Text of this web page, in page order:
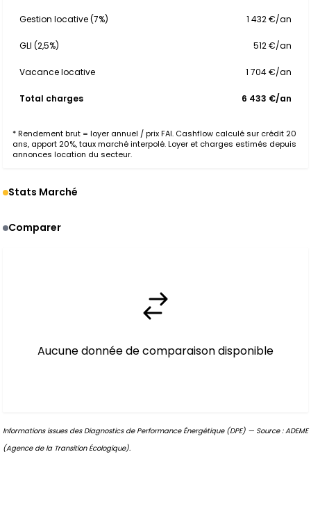
Gestion locative (7%) 1 432 €/an
GLI (2,5%) 512 €/an
Vacance locative 1 704 €/an
Total charges 6 433 €/an
* Rendement brut = loyer annuel / prix FAI. Cashflow calculé sur crédit 20
ans, apport 20%, taux marché interpolé. Loyer et charges estimés depuis
annonces location du secteur.
Stats Marché
Comparer
Aucune donnée de comparaison disponible
Informations issues des Diagnostics de Performance Énergétique (DPE) — Source : ADEME
(Agence de la Transition Écologique).